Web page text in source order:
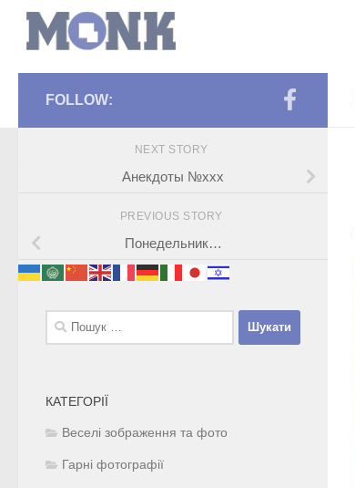
FOLLOW:
NEXT STORY
Анекдоты №ххх
PREVIOUS STORY
Понедельник…
Пошук:
КАТЕГОРІЇ
Веселі зображення та фото
Гарні фотографії